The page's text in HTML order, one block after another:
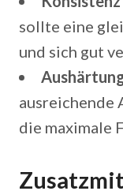
sollte eine
und sich gut
ausreichende
die maximale